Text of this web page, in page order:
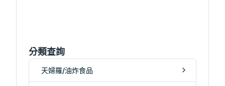
分類查詢
天婦羅/油炸食品